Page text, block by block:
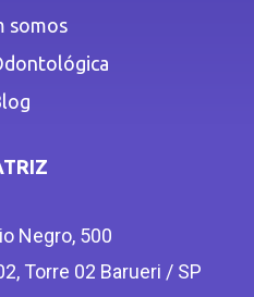
somos
Negro, 500
Torre 02 Barueri / SP